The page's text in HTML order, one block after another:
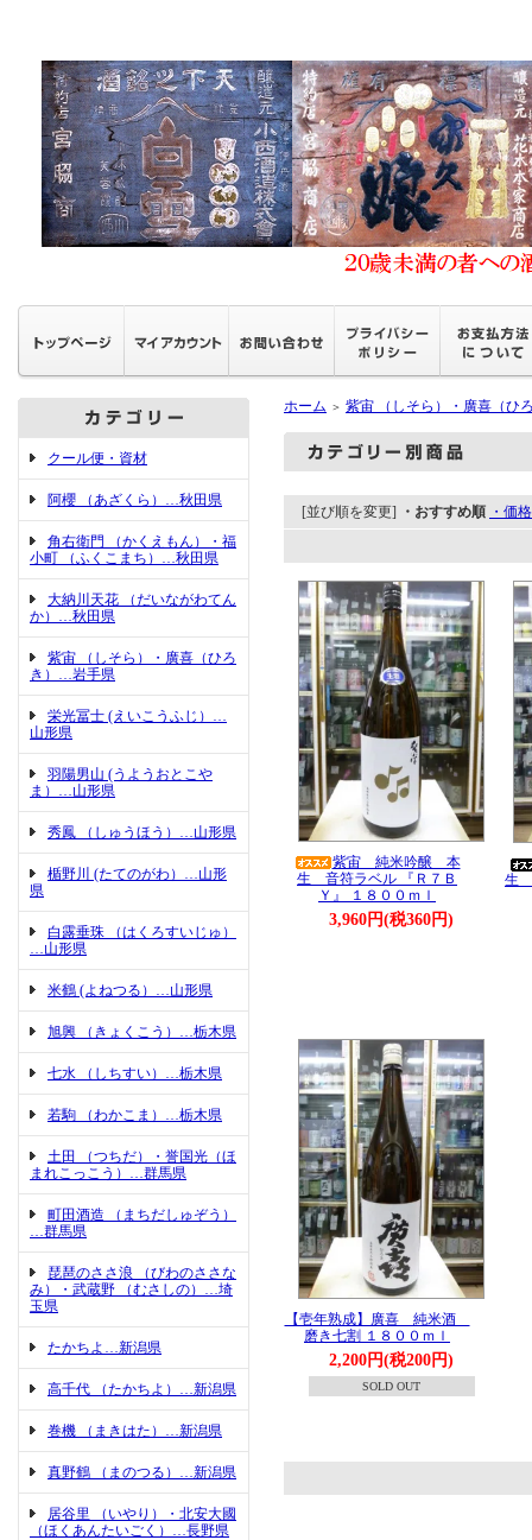
クール便・資材
阿櫻 （あざくら）…秋田県
角右衛門 （かくえもん）・福
小町 （ふくこまち）…秋田県
大納川天花 （だいながわてん
か）…秋田県
紫宙 （しそら）・廣喜（ひろ
き）…岩手県
栄光冨士 (えいこうふじ）…
山形県
羽陽男山 (うようおとこや
ま）…山形県
秀鳳 （しゅうほう）…山形県
楯野川 (たてのがわ）…山形
県
白露垂珠 （はくろすいじゅ）
…山形県
米鶴 (よねつる）…山形県
旭興 （きょくこう）…栃木県
七水 （しちすい）…栃木県
若駒 （わかこま）…栃木県
土田 （つちだ）・誉国光（ほ
まれこっこう）…群馬県
町田酒造 （まちだしゅぞう）
…群馬県
琵琶のささ浪 （びわのささな
み）・武蔵野 （むさしの）…埼
玉県
たかちよ…新潟県
高千代 （たかちよ）…新潟県
巻機 （まきはた）…新潟県
真野鶴 （まのつる）…新潟県
居谷里 （いやり）・北安大國
（ほくあんたいごく）…長野県
ホーム ＞ 紫宙 （しそら）・廣喜（ひ
[並び順を変更] ・おすすめ順 ・価
紫宙 純米吟醸 本
生 音符ラベル 『Ｒ７Ｂ
Ｙ』 １８００ｍｌ
3,960円(税360円)
生
【壱年熟成】廣喜 純米酒
磨き七割 １８００ｍｌ
2,200円(税200円)
SOLD OUT